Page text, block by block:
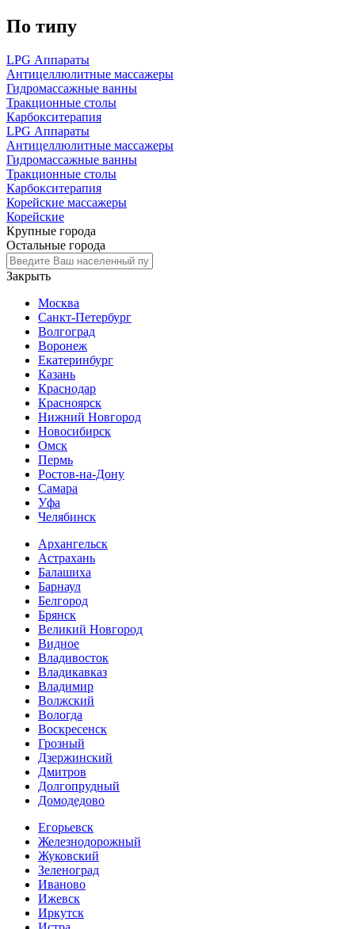
По типу
LPG Аппараты
Антицеллюлитные массажеры
Гидромассажные ванны
Тракционные столы
Карбокситерапия
LPG Аппараты
Антицеллюлитные массажеры
Гидромассажные ванны
Тракционные столы
Карбокситерапия
Корейские массажеры
Корейские
Крупные города
Остальные города
Закрыть
Москва
Санкт-Петербург
Волгоград
Воронеж
Екатеринбург
Казань
Краснодар
Красноярск
Нижний Новгород
Новосибирск
Омск
Пермь
Ростов-на-Дону
Самара
Уфа
Челябинск
Архангельск
Астрахань
Балашиха
Барнаул
Белгород
Брянск
Великий Новгород
Видное
Владивосток
Владикавказ
Владимир
Волжский
Вологда
Воскресенск
Грозный
Дзержинский
Дмитров
Долгопрудный
Домодедово
Егорьевск
Железнодорожный
Жуковский
Зеленоград
Иваново
Ижевск
Иркутск